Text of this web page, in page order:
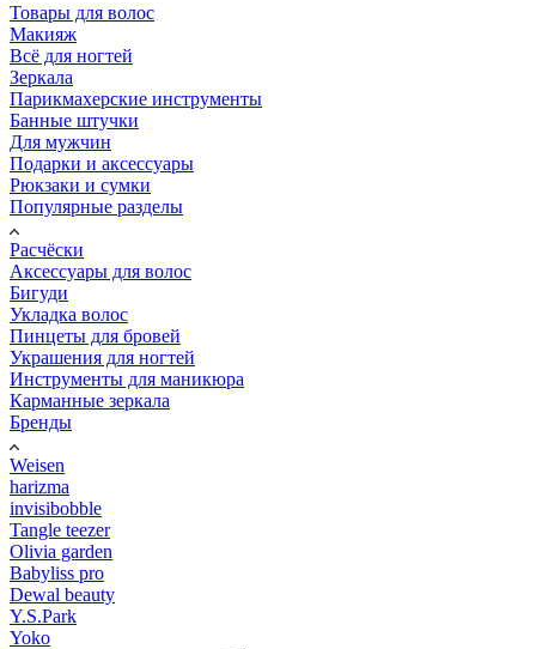
Товары для волос
Макияж
Всё для ногтей
Зеркала
Парикмахерские инструменты
Банные штучки
Для мужчин
Подарки и аксессуары
Рюкзаки и сумки
Популярные разделы
Расчёски
Аксессуары для волос
Бигуди
Укладка волос
Пинцеты для бровей
Украшения для ногтей
Инструменты для маникюра
Карманные зеркала
Бренды
Weisen
harizma
invisibobble
Tangle teezer
Olivia garden
Babyliss pro
Dewal beauty
Y.S.Park
Yoko